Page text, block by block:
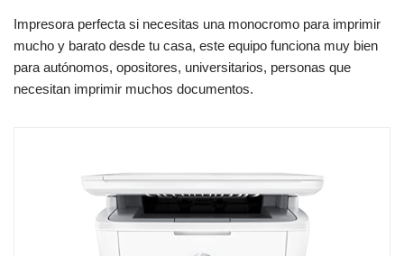
Impresora perfecta si necesitas una monocromo para imprimir
mucho y barato desde tu casa, este equipo funciona muy bien
para autónomos, opositores, universitarios, personas que
necesitan imprimir muchos documentos.